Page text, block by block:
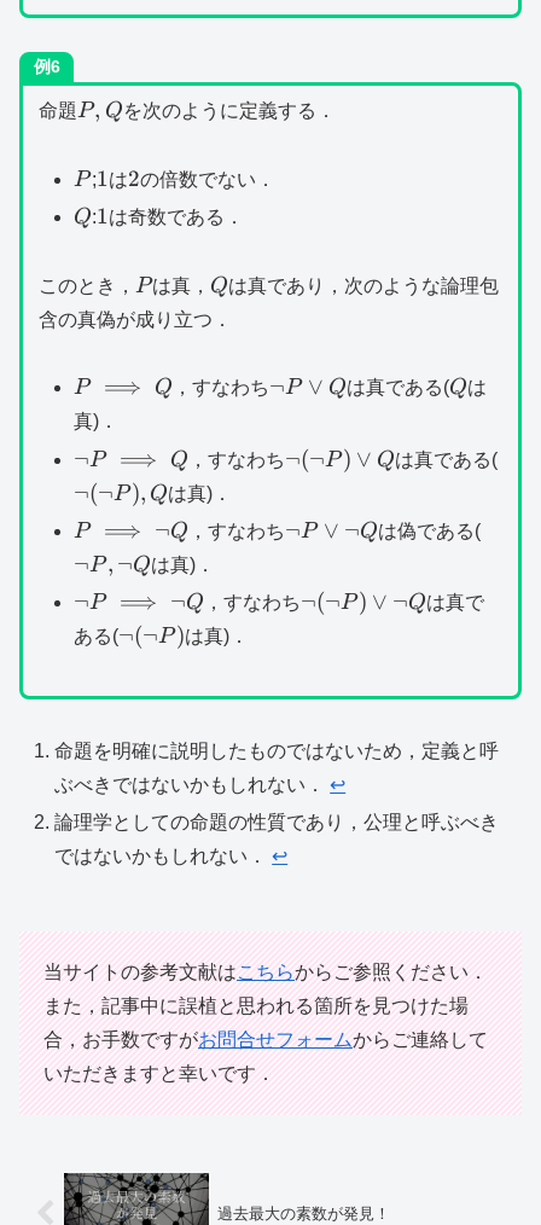
例6
命題 P,Q
P, Qを次のように定義する．
P
P;1
1は2
2の倍数でない．
Q
Q:1
1は奇数である．
このとき， P
Pは真， Q
Qは真であり，次のような論理包
含の真偽が成り立つ．
P\implies
Q
P ⟹ Q ，すなわち\lnot
¬P ∨ Qは真である(Q
Qは
真)．
\lnot
P\implies
¬P ⟹ Q ，すなわち\lnot
Q
¬(¬P) ∨ Qは真である(
¬(¬P), Qは真)．
P\implies
\lnot Q
P ⟹ ¬Q ，すなわち\lnot
Q
¬P ∨ ¬Qは偽である(
¬P, ¬Qは真)．
\lnot
P\implies
\lnot Q
¬P ⟹ ¬Q ，すなわち\lnot
¬(¬P) ∨ ¬Qは真で
ある(\lnot
¬(¬P)は真)．
命題を明確に説明したものではないため，定義と呼
ぶべきではないかもしれない．↩︎
論理学としての命題の性質であり，公理と呼ぶべき
ではないかもしれない．↩︎
当サイトの参考文献はこちらからご参照ください．
また，記事中に誤植と思われる箇所を見つけた場
合，お手数ですがお問合せフォームからご連絡して
いただきますと幸いです．
過去最大の素数が発見！